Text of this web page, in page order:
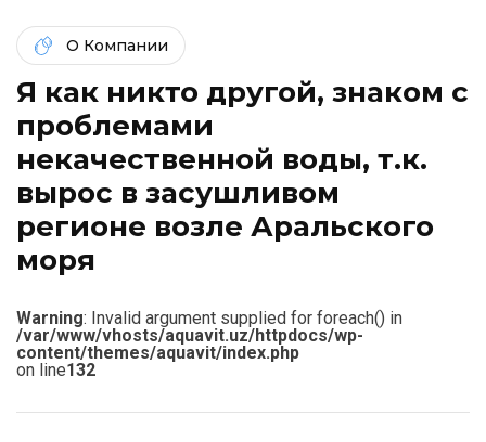
О Компании
Я как никто другой, знаком c
проблемами
некачественной воды, т.к.
вырос в засушливом
регионе возле Аральского
моря
Warning: Invalid argument supplied for foreach() in
/var/www/vhosts/aquavit.uz/httpdocs/wp-
content/themes/aquavit/index.php
on line132